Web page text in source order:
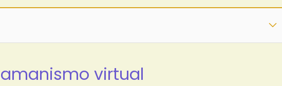
virtual